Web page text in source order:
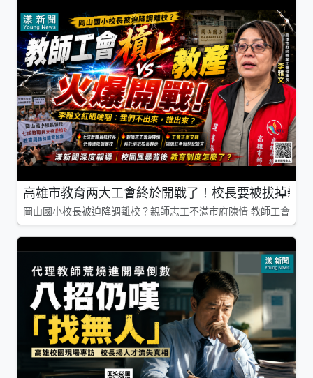
高雄市教育两大工會終於開戰了！校長要被拔掉親
岡山國小校長被迫降調離校？親師志工不滿市府陳情 教師工會槓